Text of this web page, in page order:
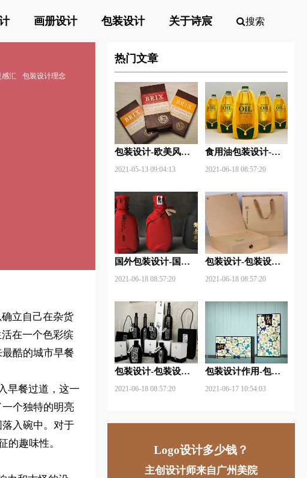
画册设计 包装设计 关于诗宸 搜索
感汇
包装设计理念
立自己在杂货
在一个色彩缤
酷的城市早餐
早餐过道，这一
个独特的明亮
入碗中。对于
的趣味性。
热门文章
包装设计-欧美风格
2021-05-13 09:04:13
食用油包装设计-食
哪些？
2021-06-18 08:57:20
国外包装设计-国外
2021-06-18 08:57:20
包装设计-包装设计
2021-06-18 08:57:20
包装设计-包装设计
包括那些？
2021-06-18 08:57:20
包装设计作用-包装
作用是什么？
2021-06-17 10:54:03
Logo设计多少钱？
主创设计师来自广州美院